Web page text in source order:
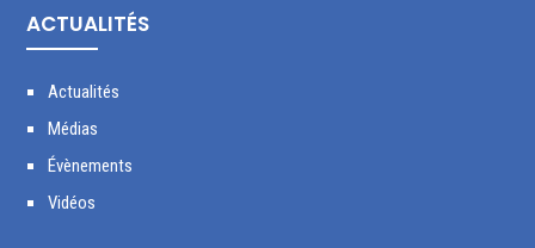
ACTUALITÉS
Actualités
Médias
Évènements
Vidéos